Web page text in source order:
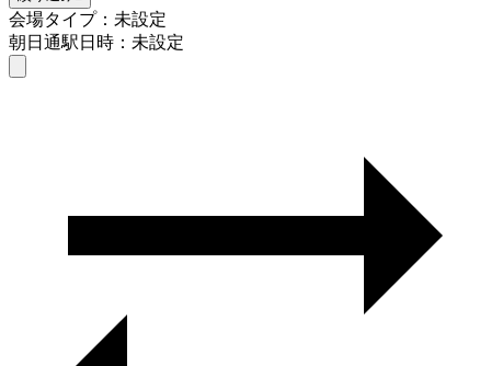
会場タイプ：未設定
朝日通駅日時：未設定